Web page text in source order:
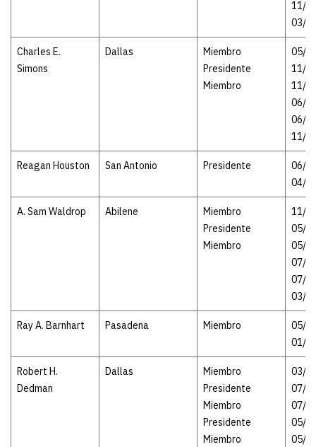
11/
03/
Charles E.
Simons
Dallas
Miembro
Presidente
Miembro
05/
11/
11/
06/
06/
11/
Reagan Houston San Antonio Presidente
06/
04/
A. Sam Waldrop Abilene
Miembro
Presidente
Miembro
11/
05/
05/
07/
07/
03/
Ray A. Barnhart Pasadena Miembro
05/
01/
Robert H.
Dedman
Dallas
Miembro
Presidente
Miembro
Presidente
Miembro
03/
07/
07/
05/
05/